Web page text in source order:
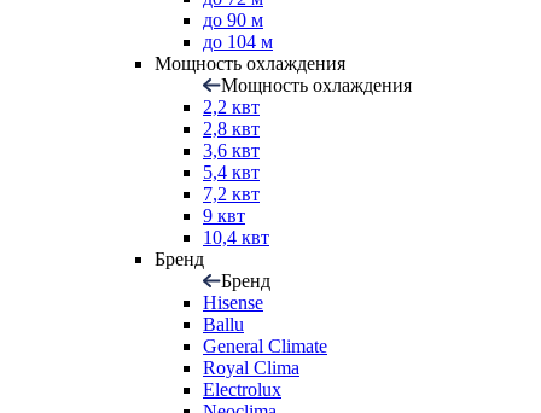
до 90 м
до 104 м
Мощность охлаждения
Мощность охлаждения
2,2 квт
2,8 квт
3,6 квт
5,4 квт
7,2 квт
9 квт
10,4 квт
Бренд
Бренд
Hisense
Ballu
General Climate
Royal Clima
Electrolux